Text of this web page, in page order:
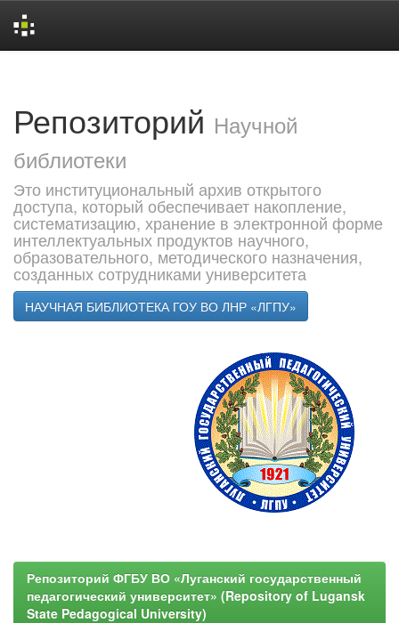
Репозиторий Научной
библиотеки
Это институциональный архив открытого
доступа, который обеспечивает накопление,
систематизацию, хранение в электронной форме
интеллектуальных продуктов научного,
образовательного, методического назначения,
созданных сотрудниками университета
НАУЧНАЯ БИБЛИОТЕКА ГОУ ВО ЛНР «ЛГПУ»
Репозиторий ФГБУ ВО «Луганский государственный
педагогический университет» (Repository of Lugansk
State Pedagogical University)